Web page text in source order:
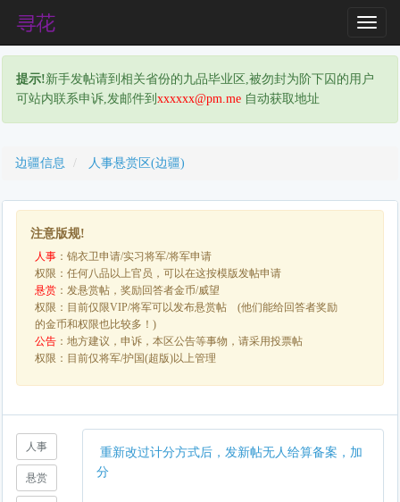
T
o
g
e
i
提示!新手发帖请到相关省份的九品毕业区,被勿封为阶下囚的用户
可站内联系申诉,发邮件到 xxxxxx@pm.me 自动获取地址
边疆信息 人事悬赏区(边疆)
注意版规!
人事 ：锦衣卫申请/实习将军/将军申请
权限：任何八品以上官员，可以在这按模版发帖申请
悬赏 ：发悬赏帖，奖励回答者金币/威望
权限：目前仅限VIP/将军可以发布悬赏帖 (他们能给回答者奖励
的金币和权限也比较多！)
公告 ：地方建议，申诉，本区公告等事物，请采用投票帖
权限：目前仅将军/护国(超版)以上管理
人事
悬赏
重新改过计分方式后，发新帖无人给算备案，加
分